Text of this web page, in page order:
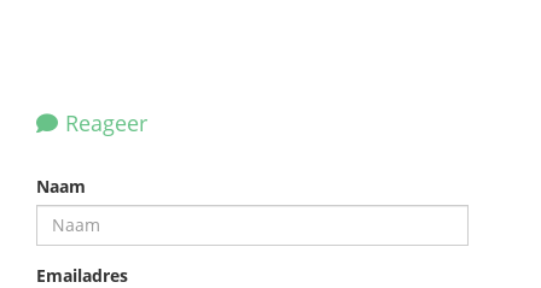
Reageer
Naam
Emailadres